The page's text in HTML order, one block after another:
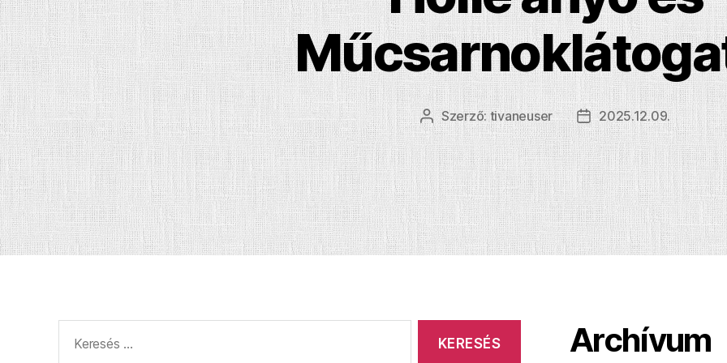
Bejegyzés
szerzője
Szerző: tivaneuser
Bejegyzés
dátuma
2025.12.09.
Archívum